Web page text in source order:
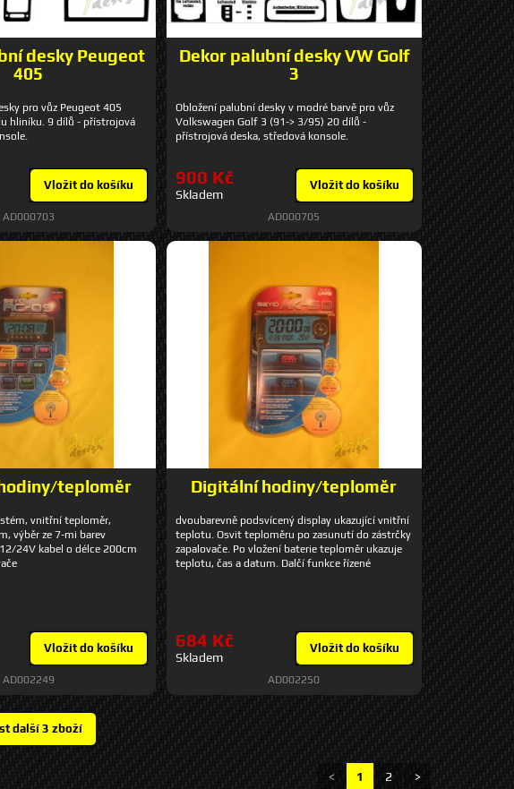
desky Peugeot
405
pro vůz Peugeot 405
hliníku. 9 dílů - přístrojová
Vložit do košíku
AD000703
Dekor palubní desky VW Golf
3
Obložení palubní desky v modré barvě pro vůz
Volkswagen Golf 3 (91-> 3/95) 20 dílů -
přístrojová deska, středová konsole.
900 Kč
Skladem
Vložit do košíku
AD000705
teploměr
vnitřní teploměr,
výběr ze 7-mi barev
24V kabel o délce 200cm
Vložit do košíku
AD002249
Digitální hodiny/teploměr
dvoubarevně podsvícený display ukazující vnitřní
teplotu. Osvit teploměru po zasunutí do zástrčky
zapalovače. Po vložení baterie teploměr ukazuje
teplotu, čas a datum. Dalčí funkce řízené
684 Kč
Skladem
Vložit do košíku
AD002250
< 1 2 >